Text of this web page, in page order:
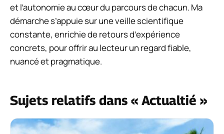
et l’autonomie au cœur du parcours de chacun. Ma
démarche s’appuie sur une veille scientifique
constante, enrichie de retours d’expérience
concrets, pour offrir au lecteur un regard fiable,
nuancé et pragmatique.
Sujets relatifs dans « Actualtié »